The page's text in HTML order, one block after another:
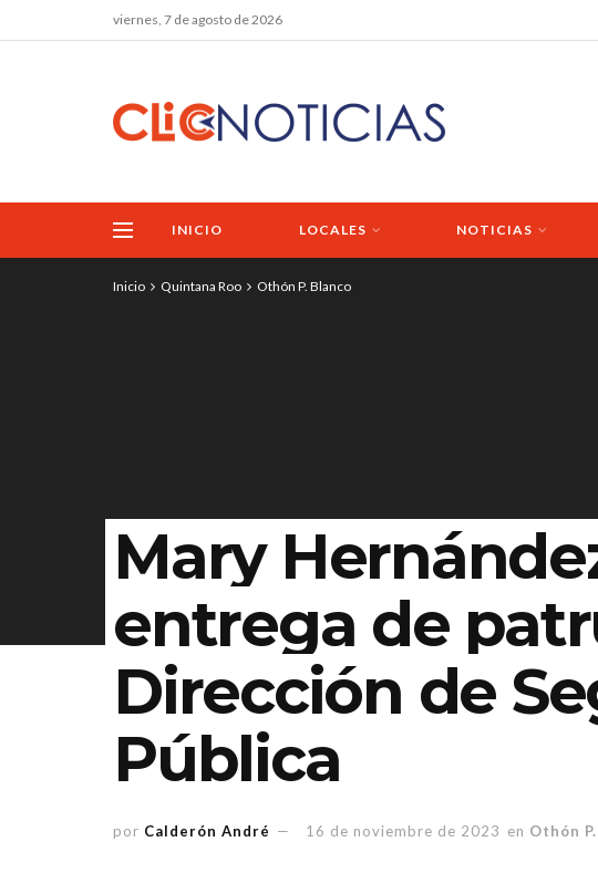
viernes, 7 de agosto de 2026
INICIO LOCALES NOTICIAS
Inicio Quintana Roo Othón P. Blanco
Mary
entrega de
Dirección de
Pública
por Calderón André 16 de noviembre de 2023 en Othón